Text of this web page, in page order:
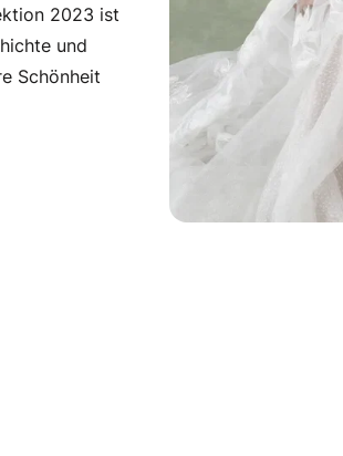
2023 ist eine Ode an die
2023 ist
und
Schönheit